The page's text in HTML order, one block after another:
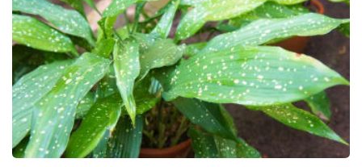
Design
Sledujte prima+
Přihlášení
Sledujte nás